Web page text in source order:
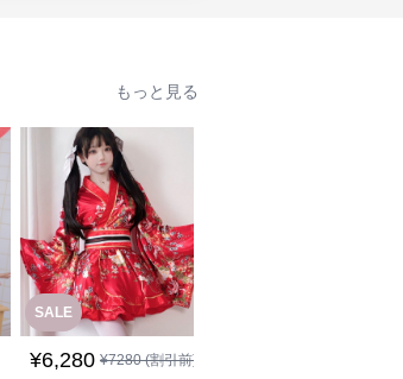
もっと見る
SALE
¥6,280 ¥7280(割引前)